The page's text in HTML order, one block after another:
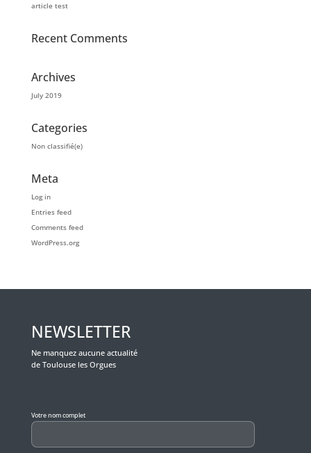
article test
Recent Comments
Archives
July 2019
Categories
Non classifié(e)
Meta
Log in
Entries feed
Comments feed
WordPress.org
NEWSLETTER
Ne manquez aucune actualité
de Toulouse les Orgues
Votre nom complet